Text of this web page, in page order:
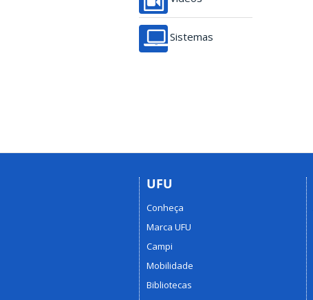
Sistemas
UFU
Conheça
Marca UFU
Campi
Mobilidade
Bibliotecas